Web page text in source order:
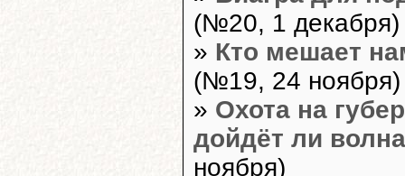
(№20, 1 декабря)
» Кто мешает
(№19, 24 ноября)
» Охота на
дойдёт ли
ноября)